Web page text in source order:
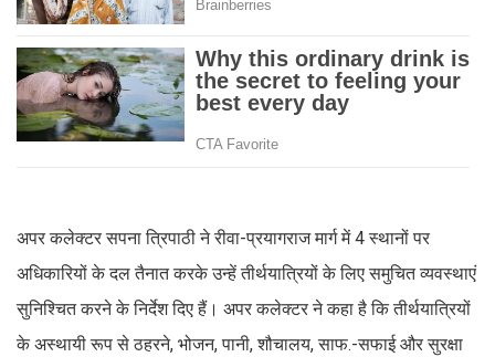
अपर कलेक्टर सपना त्रिपाठी ने रीवा-प्रयागराज मार्ग में 4 स्थानों पर
अधिकारियों के दल तैनात करके उन्हें तीर्थयात्रियों के लिए समुचित व्यवस्थाएं
सुनिश्चित करने के निर्देश दिए हैं। अपर कलेक्टर ने कहा है कि तीर्थयात्रियों
के अस्थायी रूप से ठहरने, भोजन, पानी, शौचालय, साफ.-सफाई और सुरक्षा